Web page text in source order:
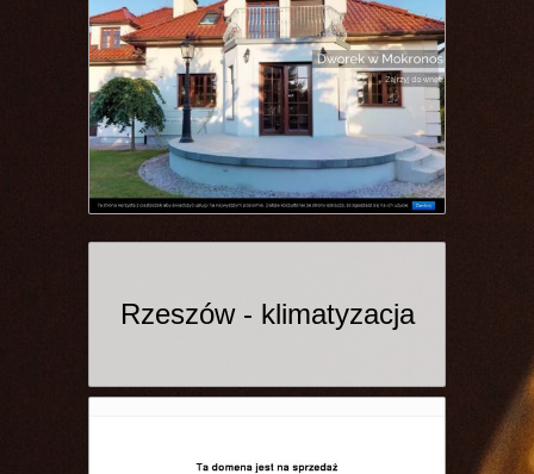
Rzeszów - klimatyzacja